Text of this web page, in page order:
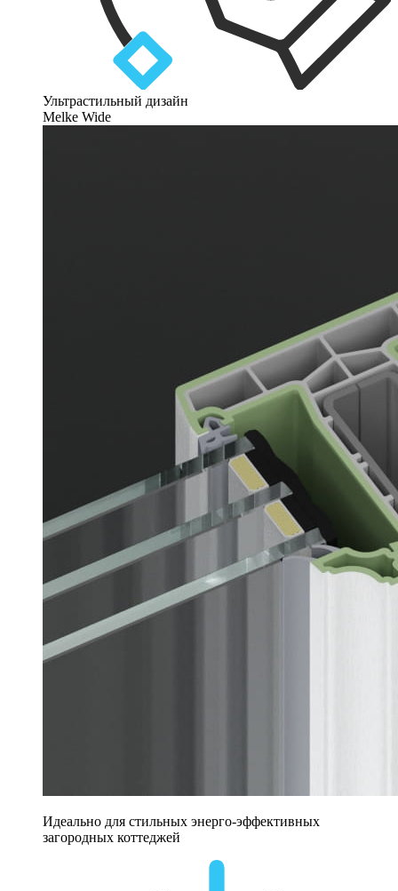
Ультрастильный дизайн
Melke Wide
Идеально для стильных энерго-эффективных
загородных коттеджей